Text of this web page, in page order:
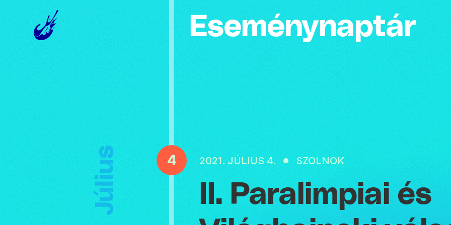
Esemény­naptár
Július 4 2021. JÚLIUS 4. SZOLNOK
II. Paralimpiai és